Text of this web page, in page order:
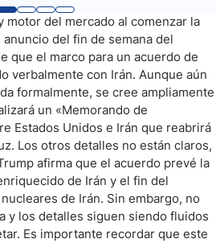
motor del mercado al comenzar la
anuncio del fin de semana del
que el marco para un acuerdo de
verbalmente con Irán. Aunque aún
formalmente, se cree ampliamente
un «Memorando de
Estados Unidos e Irán que reabrirá
Los otros detalles no están claros,
afirma que el acuerdo prevé la
de Irán y el fin del
de Irán. Sin embargo, no
y los detalles siguen siendo fluidos
Es importante recordar que este